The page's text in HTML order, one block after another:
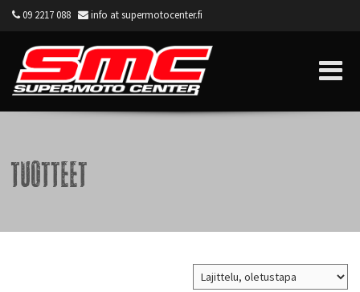
09 2217 088 info at supermotocenter.fi
Tuotteet